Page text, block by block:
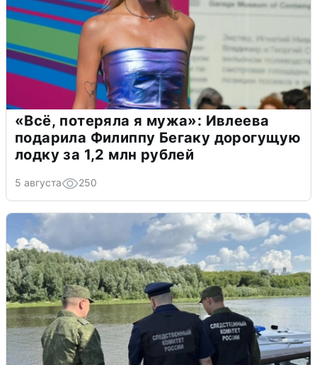
«Всё, потеряла я мужа»: Ивлеева
подарила Филиппу Бегаку дорогущую
лодку за 1,2 млн рублей
5 августа 250